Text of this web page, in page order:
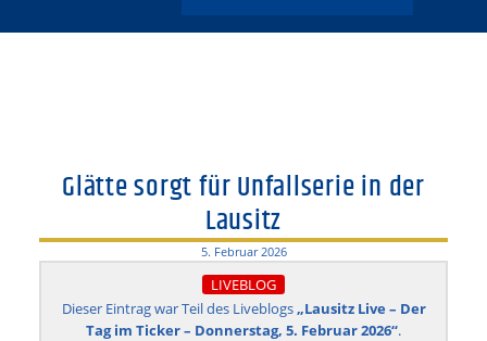
Glätte sorgt für Unfallserie in der
Lausitz
5. Februar 2026
LIVEBLOG
Dieser Eintrag war Teil des Liveblogs„Lausitz Live – Der
Tag im Ticker – Donnerstag, 5. Februar 2026“.